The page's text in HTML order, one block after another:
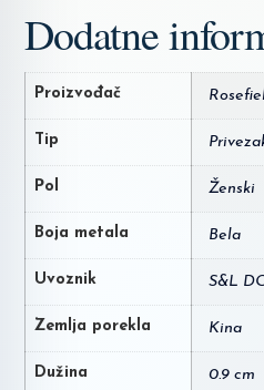
Dodatne
Proizvođač
Tip
Pol Ženski
Boja metala Bela
Uvoznik S&L
Zemlja porekla Kina
Dužina 0.9 cm